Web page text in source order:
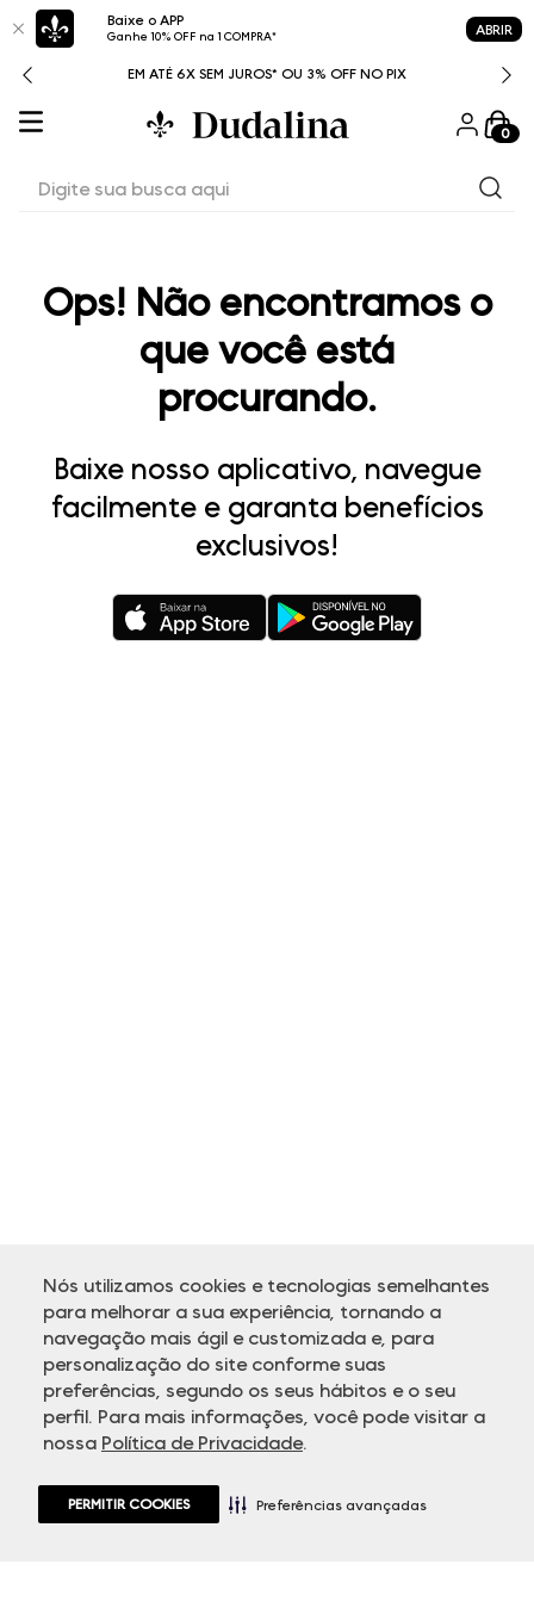
Baixe o APP
Ganhe 10% OFF na 1 COMPRA* ABRIR
Nós utilizamos cookies e tecnologias semelhantes
para melhorar a sua experiência, tornando a
navegação mais ágil e customizada e, para
personalização do site conforme suas
preferências, segundo os seus hábitos e o seu
perfil. Para mais informações, você pode visitar a
nossa Política de Privacidade.
PERMITIR COOKIES Preferências avançadas
EM ATÉ 6X SEM JUROS* OU 3% OFF NO PIX
0
Ops! Não encontramos o
que você está
procurando.
Baixe nosso aplicativo, navegue
facilmente e garanta benefícios
exclusivos!